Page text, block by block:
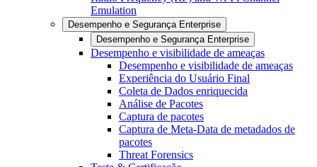
Emulation
Desempenho e Segurança Enterprise
Desempenho e Segurança Enterprise
Desempenho e visibilidade de ameaças
Desempenho e visibilidade de ameaças
Experiência do Usuário Final
Coleta de Dados enriquecida
Análise de Pacotes
Captura de pacotes
Captura de Meta-Data de metadados de
pacotes
Threat Forensics